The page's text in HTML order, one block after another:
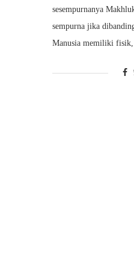
sesempurnanya
sempurna jika
Manusia memiliki fisik,